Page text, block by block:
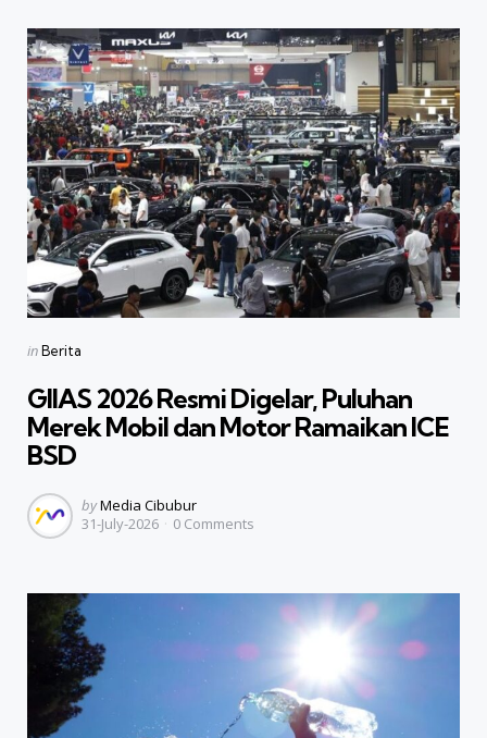
Categories
Posted
inBerita
GIIAS 2026 Resmi Digelar, Puluhan
Merek Mobil dan Motor Ramaikan ICE
BSD
Posted
by
byMedia Cibubur
31-July-2026
0 Comments